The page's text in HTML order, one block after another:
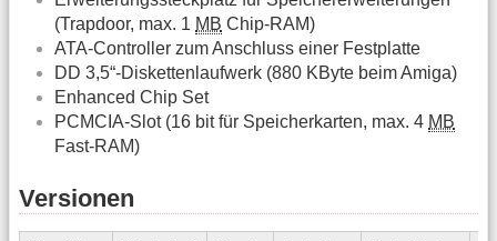
(Trapdoor, max. 1 MB Chip-RAM)
ATA-Controller zum Anschluss einer Festplatte
DD 3,5“-Diskettenlaufwerk (880 KByte beim Amiga)
Enhanced Chip Set
PCMCIA-Slot (16 bit für Speicherkarten, max. 4 MB
Fast-RAM)
Versionen